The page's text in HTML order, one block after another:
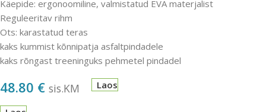
Käepide: ergonoomiline, valmistatud EVA materjalist
Reguleeritav rihm
Ots: karastatud teras
kaks kummist kõnnipatja asfaltpindadele
kaks rõngast treeninguks pehmetel pindadel
48.80 € sis.KM Laos